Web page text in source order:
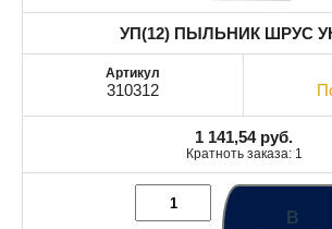
УП(12) ПЫЛЬНИК ШРУС
310312
1 141,54 руб.
Кратноть заказа: 1
В